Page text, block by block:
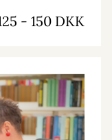
- 150 DKK